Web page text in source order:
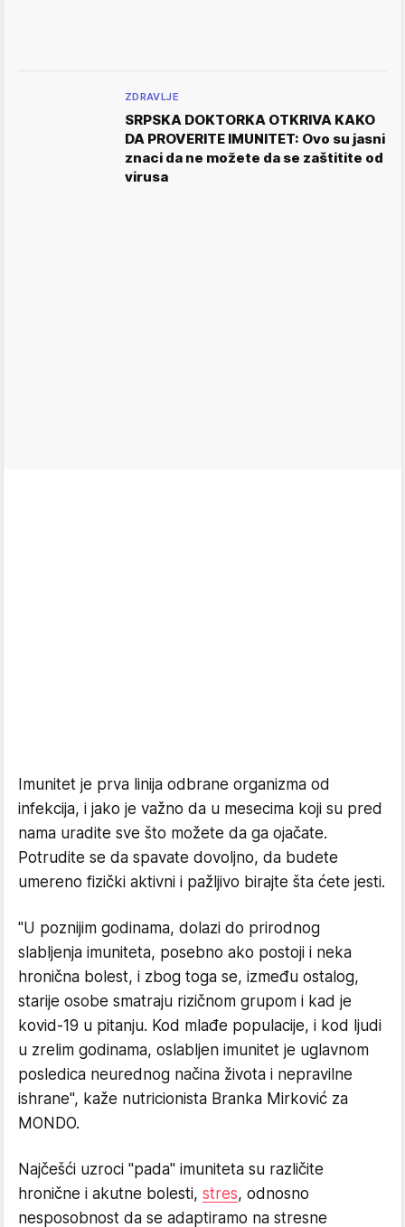
ZDRAVLJE
SRPSKA DOKTORKA OTKRIVA KAKO
DA PROVERITE IMUNITET: Ovo su jasni
znaci da ne možete da se zaštitite od
virusa
Imunitet je prva linija odbrane organizma od
infekcija, i jako je važno da u mesecima koji su pred
nama uradite sve što možete da ga ojačate.
Potrudite se da spavate dovoljno, da budete
umereno fizički aktivni i pažljivo birajte šta ćete jesti.
"U poznijim godinama, dolazi do prirodnog
slabljenja imuniteta, posebno ako postoji i neka
hronična bolest, i zbog toga se, između ostalog,
starije osobe smatraju rizičnom grupom i kad je
kovid-19 u pitanju. Kod mlađe populacije, i kod ljudi
u zrelim godinama, oslabljen imunitet je uglavnom
posledica neurednog načina života i nepravilne
ishrane", kaže nutricionista Branka Mirković za
MONDO.
Najčešći uzroci "pada" imuniteta su različite
hronične i akutne bolesti, stres, odnosno
nesposobnost da se adaptiramo na stresne